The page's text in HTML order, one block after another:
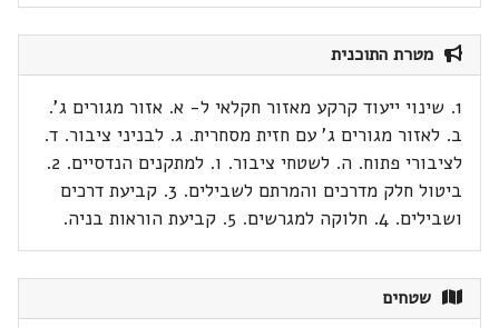
מטרת התוכנית
1. שינוי ייעוד קרקע מאזור חקלאי ל- א. אזור מגורים ג'.
ב. לאזור מגורים ג' עם חזית מסחרית. ג. לבניני ציבור. ד.
לציבורי פתוח. ה. לשטחי ציבור. ו. למתקנים הנדסיים. 2.
ביטול חלק מדרכים והמרתם לשבילים. 3. קביעת דרכים
ושבילים. 4. חלוקה למגרשים. 5. קביעת הוראות בניה.
שטחים